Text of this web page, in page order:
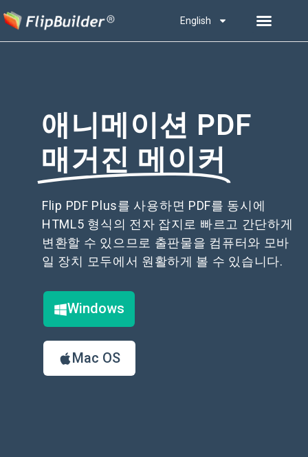
English
애니메이션 PDF
매거진 메이커
Flip PDF Plus를 사용하면 PDF를 동시에
HTML5 형식의 전자 잡지로 빠르고 간단하게
변환할 수 있으므로 출판물을 컴퓨터와 모바
일 장치 모두에서 원활하게 볼 수 있습니다.
Windows
Mac OS